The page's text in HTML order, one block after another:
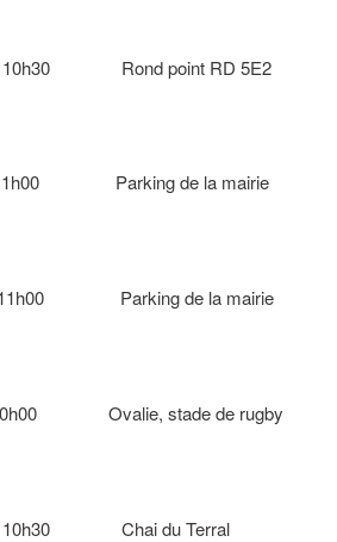
Rond point RD 5E2
de la mairie
de la mairie
stade de rugby
Chai du Terral